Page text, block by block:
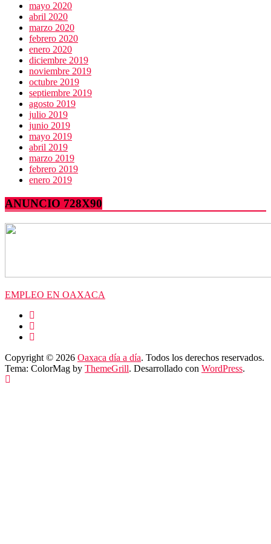
mayo 2020
abril 2020
marzo 2020
febrero 2020
enero 2020
diciembre 2019
noviembre 2019
octubre 2019
septiembre 2019
agosto 2019
julio 2019
junio 2019
mayo 2019
abril 2019
marzo 2019
febrero 2019
enero 2019
ANUNCIO 728X90
EMPLEO EN OAXACA
Copyright © 2026 Oaxaca día a día. Todos los derechos reservados.
Tema: ColorMag by ThemeGrill. Desarrollado con WordPress.